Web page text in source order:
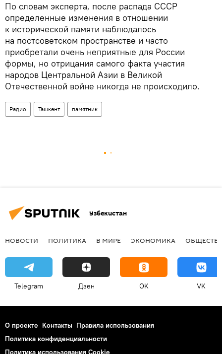
По словам эксперта, после распада СССР
определенные изменения в отношении
к исторической памяти наблюдалось
на постсоветском пространстве и часто
приобретали очень неприятные для России
формы, но отрицания самого факта участия
народов Центральной Азии в Великой
Отечественной войне никогда не происходило.
Радио Ташкент памятник
Узбекистан
НОВОСТИ ПОЛИТИКА В МИРЕ ЭКОНОМИКА
Telegram Дзен OK VK
О проекте Контакты Правила использования
Политика конфиденциальности
Политика использования Cookie